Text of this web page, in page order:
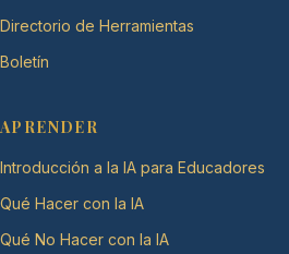
Directorio de Herramientas
Boletín
APRENDER
Introducción a la IA para Educadores
Qué Hacer con la IA
Qué No Hacer con la IA